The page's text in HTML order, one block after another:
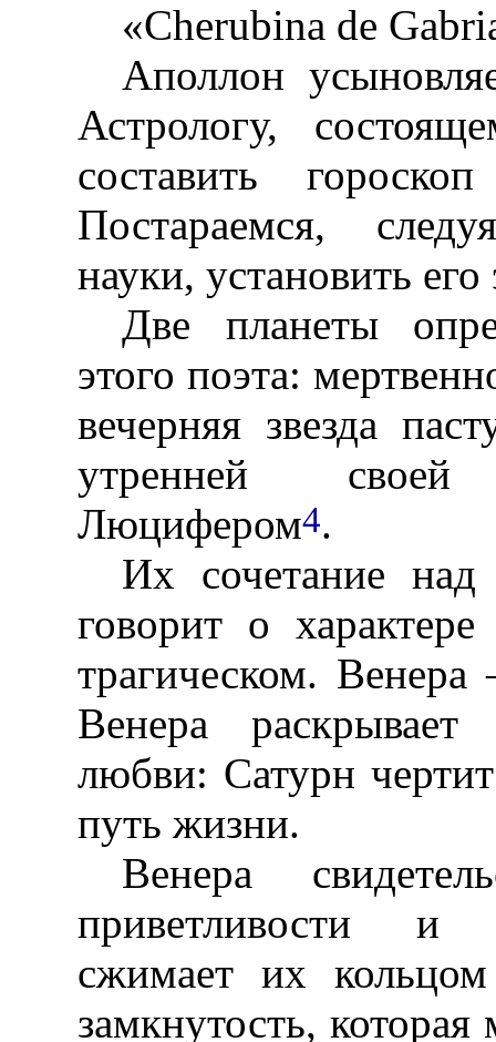
«Cherubina de
Аполлон
Астрологу,
составить
Постараемся,
науки, установить
Две планеты
этого поэта:
вечерняя звезда
утренней своей
Люцифером4.
Их сочетание
говорит о
трагическом.
Венера раскрывает
любви: Сатурн
путь жизни.
Венера
приветливости и
сжимает их кольцом
замкнутость,